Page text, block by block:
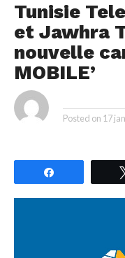
Tunisie
et Jawhra
nouvelle
MOBILE’
Posted on 17